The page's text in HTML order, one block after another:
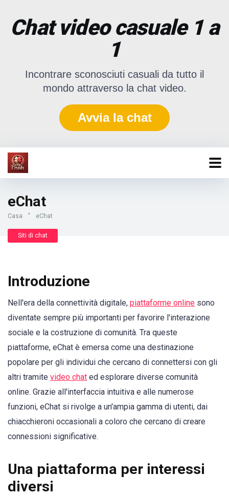
Chat video casuale 1 a
1
Incontrare sconosciuti casuali da tutto il
mondo attraverso la chat video.
Avvia la chat
eChat
Casa " eChat
Siti di chat
Introduzione
Nell'era della connettività digitale, piattaforme online sono
diventate sempre più importanti per favorire l'interazione
sociale e la costruzione di comunità. Tra queste
piattaforme, eChat è emersa come una destinazione
popolare per gli individui che cercano di connettersi con gli
altri tramite video chat ed esplorare diverse comunità
online. Grazie all'interfaccia intuitiva e alle numerose
funzioni, eChat si rivolge a un'ampia gamma di utenti, dai
chiacchieroni occasionali a coloro che cercano di creare
connessioni significative.
Una piattaforma per interessi
diversi